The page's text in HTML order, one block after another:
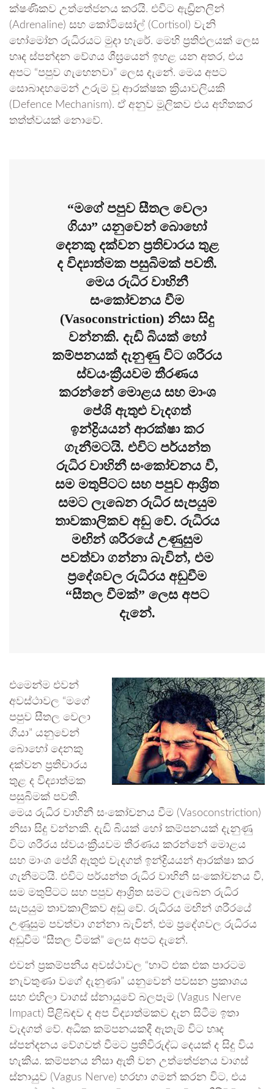
ක්ෂණිකව උත්තේජනය කරයි. එවිට ඇඩ්‍රිනලින්
(Adrenaline) සහ කෝටිසෝල් (Cortisol) වැනි
හෝමෝන රුධිරයට මුදා හැරේ. මෙහි ප්‍රතිඵලයක් ලෙස
හෘද ස්පන්දන වේගය ශීඝ්‍රයෙන් ඉහළ යන අතර, එය
අපට “පපුව ගැහෙනවා” ලෙස දැනේ. මෙය අපට
සොබාදහමෙන් උරුම වූ ආරක්ෂක ක්‍රියාවලියකි
(Defence Mechanism). ඒ අනුව මූලිකව එය අහිතකර
තත්ත්වයක් නොවේ.
“මගේ පපුව සීතල වෙලා
ගියා” යනුවෙන් බොහෝ
දෙනකු දක්වන ප්‍රතිචාරය තුළ
ද විද්‍යාත්මක පසුබිමක් පවතී.
මෙය රුධිර වාහිනී
සංකෝචනය වීම
(Vasoconstriction) නිසා සිදු
වන්නකි. දැඩි බියක් හෝ
කම්පනයක් දැනුණු විට ශරීරය
ස්වයංක්‍රීයවම තීරණය
කරන්නේ මොළය සහ මාංශ
පේශි ඇතුළු වැදගත්
ඉන්ද්‍රියයන් ආරක්ෂා කර
ගැනීමටයි. එවිට පර්යන්ත
රුධිර වාහිනී සංකෝචනය වී,
සම මතුපිටට සහ පපුව ආශ්‍රිත
සමට ලැබෙන රුධිර සැපයුම
තාවකාලිකව අඩු වේ. රුධිරය
මඟින් ශරීරයේ උණුසුම
පවත්වා ගන්නා බැවින්, එම
ප්‍රදේශවල රුධිරය අඩුවීම
“සීතල වීමක්” ලෙස අපට
දැනේ.
එමෙන්ම එවන්
අවස්ථාවල “මගේ
පපුව සීතල වෙලා
ගියා” යනුවෙන්
බොහෝ දෙනකු
දක්වන ප්‍රතිචාරය
තුළ ද විද්‍යාත්මක
පසුබිමක් පවතී.
මෙය රුධිර වාහිනී සංකෝචනය වීම (Vasoconstriction)
නිසා සිදු වන්නකි. දැඩි බියක් හෝ කම්පනයක් දැනුණු
විට ශරීරය ස්වයංක්‍රීයවම තීරණය කරන්නේ මොළය
සහ මාංශ පේශි ඇතුළු වැදගත් ඉන්ද්‍රියයන් ආරක්ෂා කර
ගැනීමටයි. එවිට පර්යන්ත රුධිර වාහිනී සංකෝචනය වී,
සම මතුපිටට සහ පපුව ආශ්‍රිත සමට ලැබෙන රුධිර
සැපයුම තාවකාලිකව අඩු වේ. රුධිරය මඟින් ශරීරයේ
උණුසුම පවත්වා ගන්නා බැවින්, එම ප්‍රදේශවල රුධිරය
අඩුවීම “සීතල වීමක්” ලෙස අපට දැනේ.
එවන් ප්‍රකම්පනීය අවස්ථාවල “හාට් එක එක පාරටම
නැවතුණා වගේ දැනුණා” යනුවෙන් පවසන ප්‍රකාශය
සහ එහිලා වාගස් ස්නායුවේ බලපෑම (Vagus Nerve
Impact) පිළිබඳව ද අප විද්‍යාත්මකව දැන සිටීම ඉතා
වැදගත් වේ. අධික කම්පනයකදී ඇතැම් විට හෘද
ස්පන්දනය වේගවත් වීමට ප්‍රතිවිරුද්ධ දෙයක් ද සිදු විය
හැකිය. කම්පනය නිසා ඇති වන උත්තේජනය වාගස්
ස්නායුව (Vagus Nerve) හරහා ගමන් කරන විට, එය